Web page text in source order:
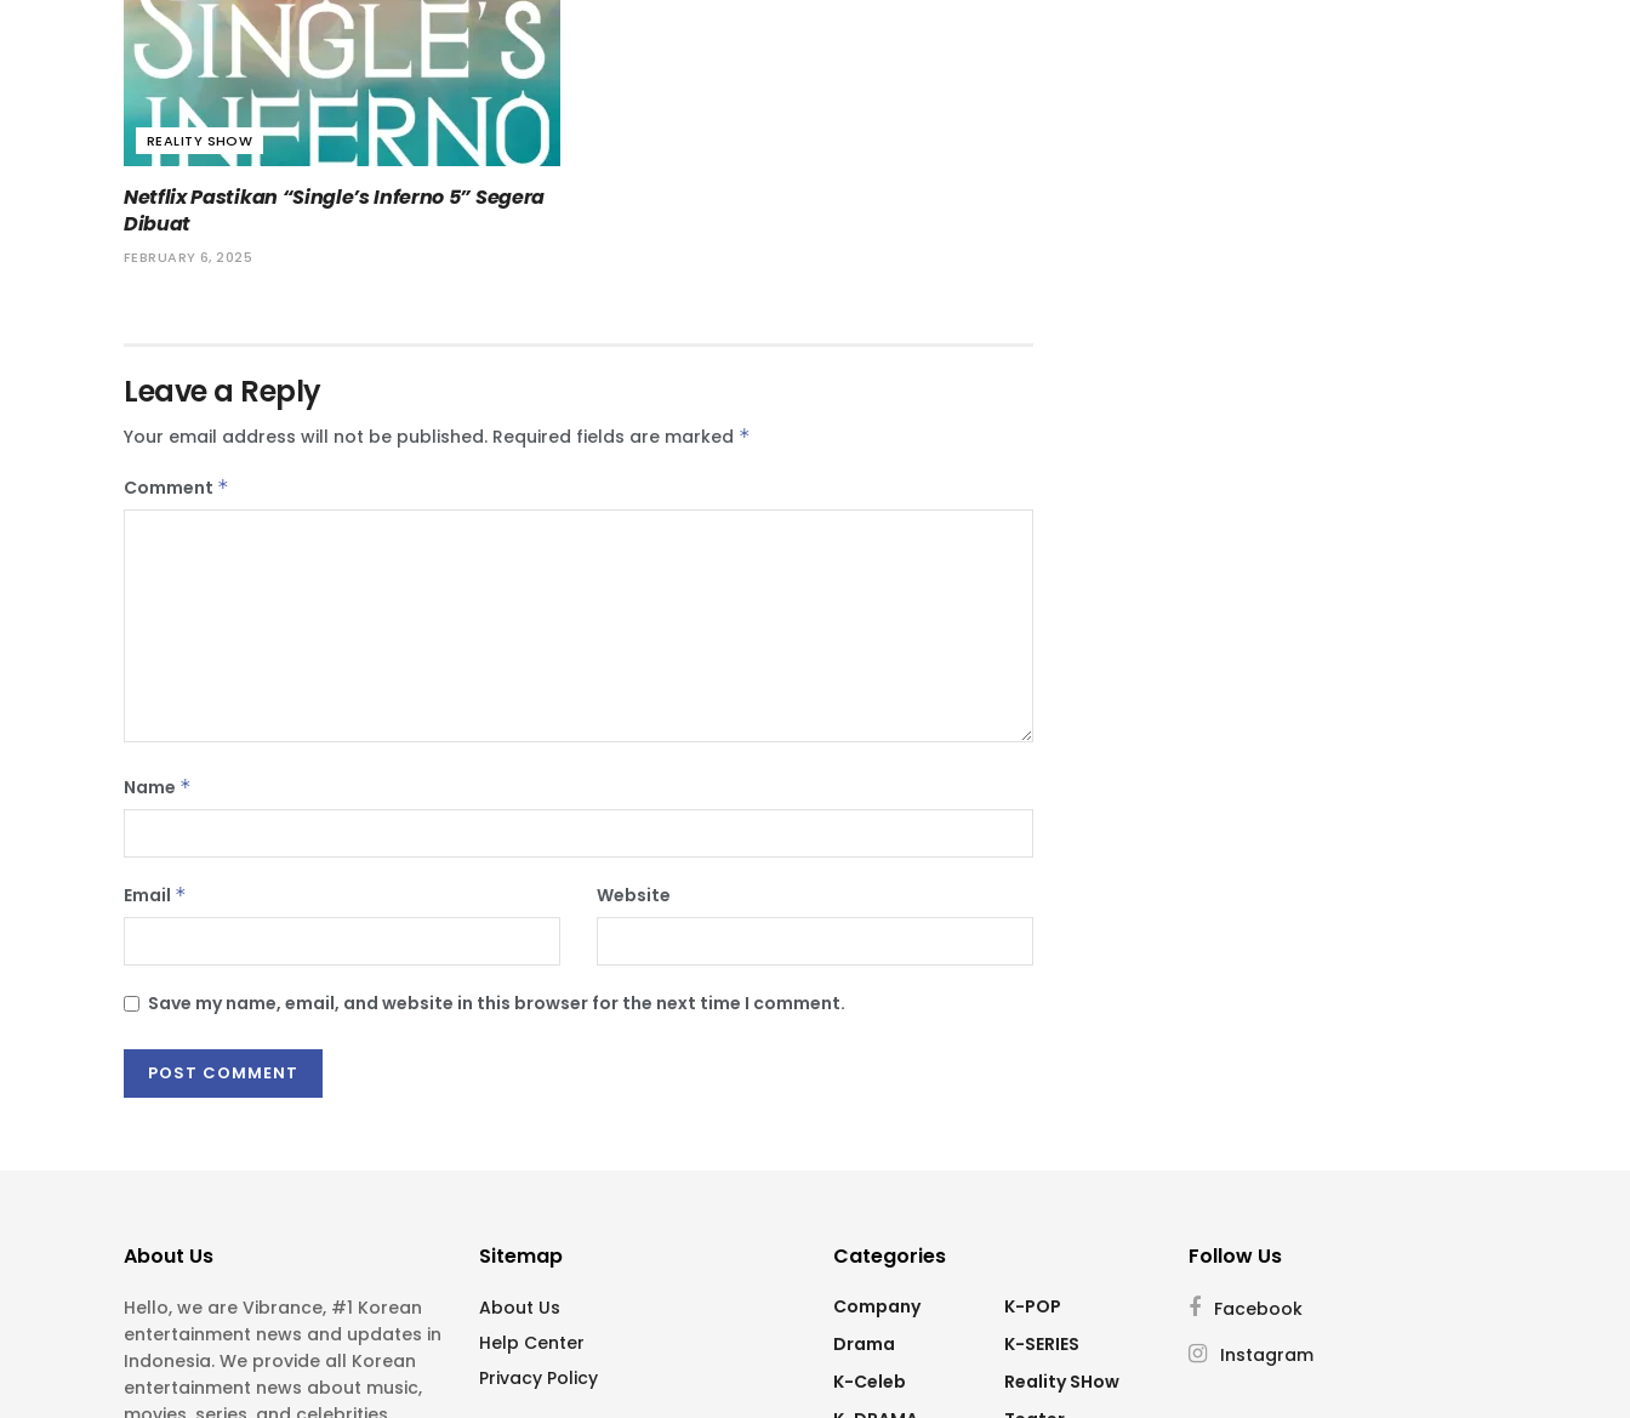
REALITY SHOW
Netflix Pastikan “Single’s Inferno 5” Segera
Dibuat
FEBRUARY 6, 2025
Leave a Reply
Your email address will not be published. Required fields are marked *
Comment *
Name *
Email * Website
Save my name, email, and website in this browser for the next time I comment.
About Us
Hello, we are Vibrance, #1 Korean
entertainment news and updates in
Indonesia. We provide all Korean
entertainment news about music,
Sitemap
About Us
Help Center
Privacy Policy
Categories
Company
Drama
K-Celeb
K-POP
K-SERIES
Reality SHow
Follow Us
Facebook
Instagram